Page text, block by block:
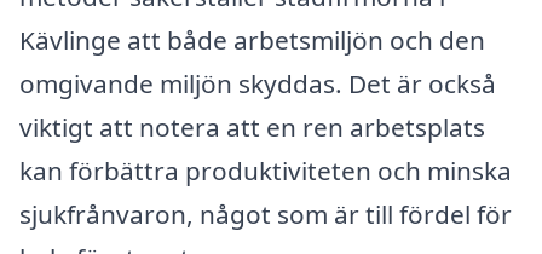
Kävlinge att både arbetsmiljön och den
omgivande miljön skyddas. Det är också
viktigt att notera att en ren arbetsplats
kan förbättra produktiviteten och minska
sjukfrånvaron, något som är till fördel för